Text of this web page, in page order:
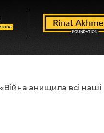
«Війна знищила всі наші